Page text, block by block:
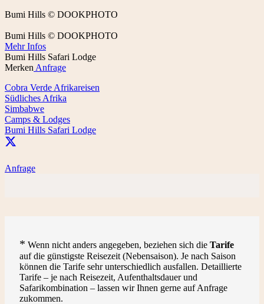
Bumi Hills © DOOKPHOTO
Bumi Hills © DOOKPHOTO
Mehr Infos
Bumi Hills Safari Lodge
Merken Anfrage
Cobra Verde Afrikareisen
Südliches Afrika
Simbabwe
Camps & Lodges
Bumi Hills Safari Lodge
Anfrage
* Wenn nicht anders angegeben, beziehen sich die Tarife
auf die günstigste Reisezeit (Nebensaison). Je nach Saison
können die Tarife sehr unterschiedlich ausfallen. Detaillierte
Tarife – je nach Reisezeit, Aufenthaltsdauer und
Safarikombination – lassen wir Ihnen gerne auf Anfrage
zukommen.